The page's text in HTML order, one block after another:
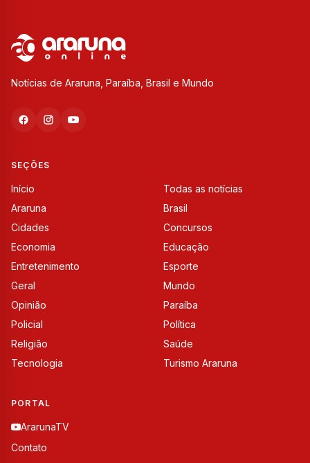
Notícias de Araruna, Paraíba, Brasil e Mundo
SEÇÕES
Início
Todas as notícias
Araruna
Brasil
Cidades
Concursos
Economia
Educação
Entretenimento
Esporte
Geral
Mundo
Opinião
Paraíba
Policial
Política
Religião
Saúde
Tecnologia
Turismo Araruna
PORTAL
ArarunaTV
Contato